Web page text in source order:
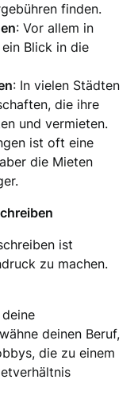
finden.
: Vor allem in
Blick in die
: In vielen Städten
die ihre
und vermieten.
ist oft eine
die Mieten
ist
zu machen.
deinen Beruf,
die zu einem